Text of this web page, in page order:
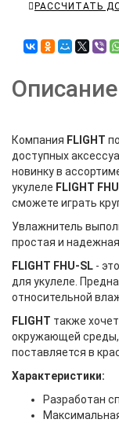
РАССЧИТАТЬ
Описание
Компания FLIGHT
доступных
новинку в
укулеле FLIGHT
сможете играть
Увлажнитель
простая и
FLIGHT FHU-SL -
для укулеле.
относительной
FLIGHT также
окружающей среды,
поставляется в
Характеристики:
Разработан